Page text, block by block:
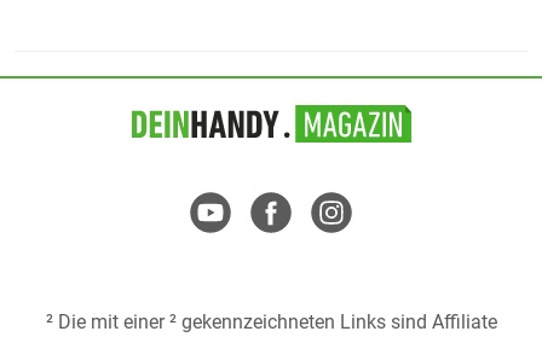
² Die mit einer ² gekennzeichneten Links sind Affiliate